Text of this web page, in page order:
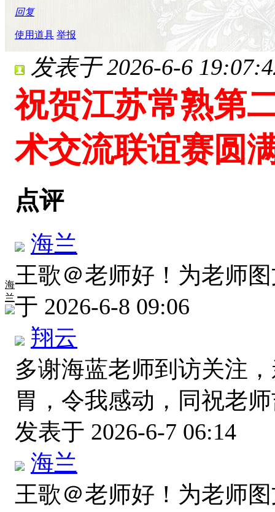
回复
使用道具 举报
海
兰
发表于 2026-6-6
祝贺江苏常熟第
术交流联谊赛圆
点评
海兰
王歌＠老师好！为老师
于 2026-6-8 09:06
翔云
多谢海蓝老师到访关注
胃，令我感动，同祝老
发表于 2026-6-7 06:14
海兰
王歌＠老师好！为老师